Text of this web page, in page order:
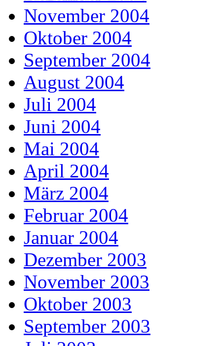
November 2004
Oktober 2004
September 2004
August 2004
Juli 2004
Juni 2004
Mai 2004
April 2004
März 2004
Februar 2004
Januar 2004
Dezember 2003
November 2003
Oktober 2003
September 2003